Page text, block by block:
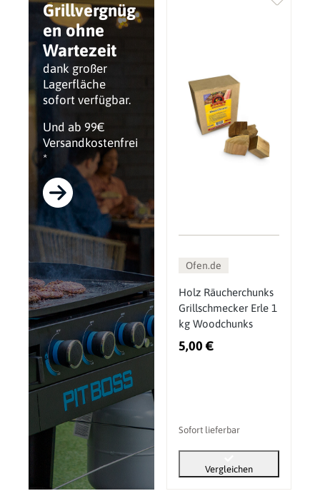
Grillvergnüg
en ohne
Wartezeit
dank großer
Lagerfläche
sofort verfügbar.
Und ab 99€
Versandkostenfrei
*
Ofen.de
Holz Räucherchunks
Grillschmecker Erle 1
kg Woodchunks
5,00 €
Sofort lieferbar
Vergleichen